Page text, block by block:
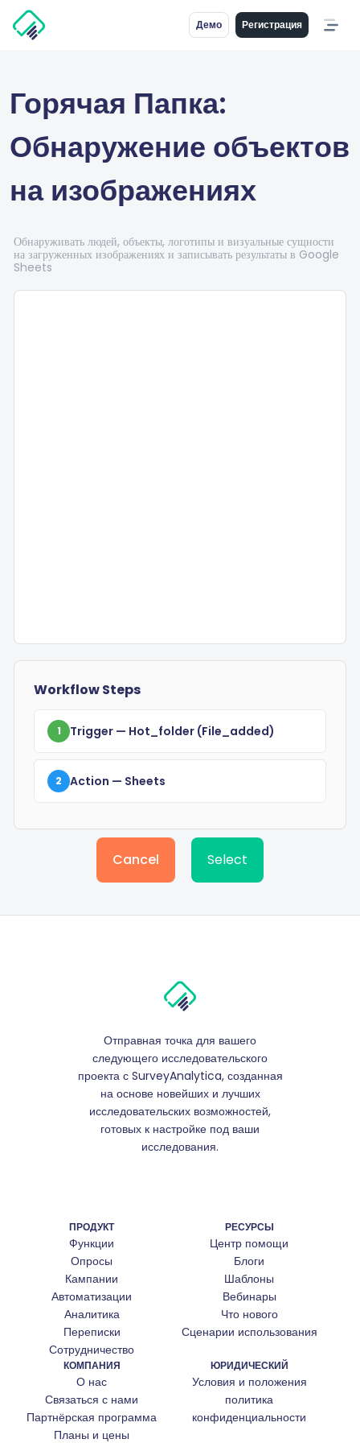
Демо Регистрация
Горячая Папка:
Обнаружение объектов
на изображениях
Обнаруживать людей, объекты, логотипы и визуальные сущности
на загруженных изображениях и записывать результаты в Google
Sheets
Workflow Steps
1 Trigger — Hot_folder (file_added)
2 Action — Sheets
Cancel Select
Отправная точка для вашего
следующего исследовательского
проекта с SurveyAnalytica, созданная
на основе новейших и лучших
исследовательских возможностей,
готовых к настройке под ваши
исследования.
ПРОДУКТ
Функции
Опросы
Кампании
Автоматизации
Аналитика
Переписки
Сотрудничество
РЕСУРСЫ
Центр помощи
Блоги
Шаблоны
Вебинары
Что нового
Сценарии использования
КОМПАНИЯ
О нас
Связаться с нами
Партнёрская программа
Планы и цены
ЮРИДИЧЕСКИЙ
Условия и положения
политика
конфиденциальности